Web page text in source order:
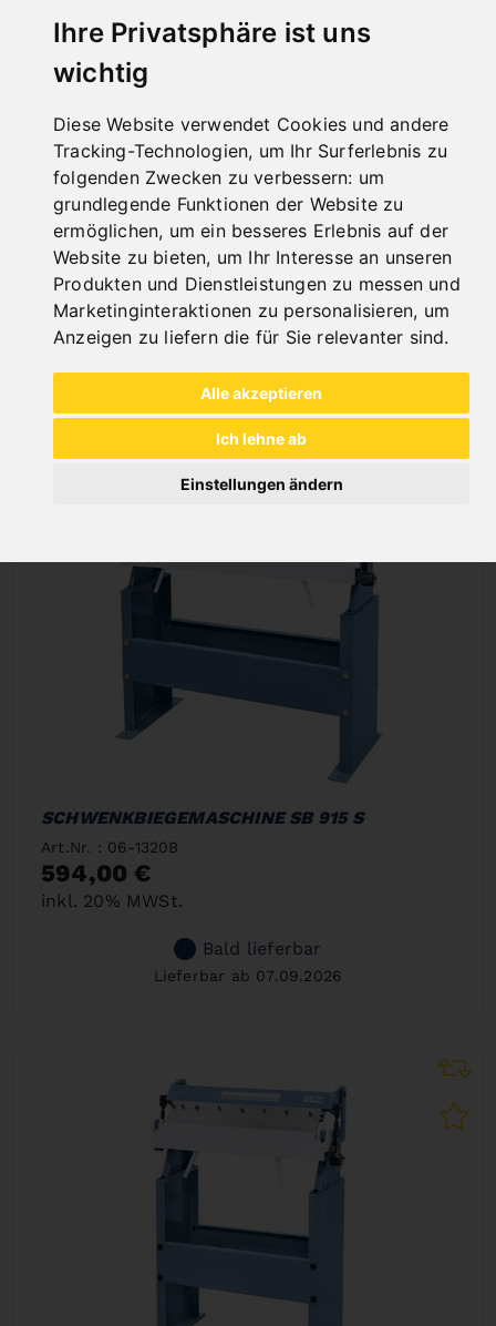
Ihre Privatsphäre ist uns
wichtig
Diese Website verwendet Cookies und andere
Tracking-Technologien, um Ihr Surferlebnis zu
folgenden Zwecken zu verbessern: um
grundlegende Funktionen der Website zu
ermöglichen, um ein besseres Erlebnis auf der
Website zu bieten, um Ihr Interesse an unseren
Produkten und Dienstleistungen zu messen und
Marketinginteraktionen zu personalisieren, um
Anzeigen zu liefern die für Sie relevanter sind.
Alle akzeptieren
Ich lehne ab
Einstellungen ändern
SCHWENKBIEGEMASCHINE SB 1220 S
Art.Nr. : 06-1325B
1.012,80 €
inkl. 20% MWSt.
Lieferbar in 2-3 Werktagen
SCHWENKBIEGEMASCHINE SB 915 S
Art.Nr. : 06-1320B
594,00 €
inkl. 20% MWSt.
Bald lieferbar
Lieferbar ab 07.09.2026